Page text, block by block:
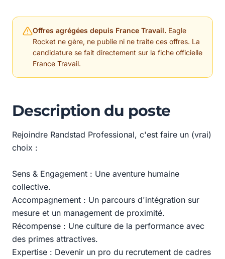
Offres agrégées depuis France Travail. Eagle
Rocket ne gère, ne publie ni ne traite ces offres. La
candidature se fait directement sur la fiche officielle
France Travail.
Description du poste
Rejoindre Randstad Professional, c'est faire un (vrai)
choix :
Sens & Engagement : Une aventure humaine
collective.
Accompagnement : Un parcours d'intégration sur
mesure et un management de proximité.
Récompense : Une culture de la performance avec
des primes attractives.
Expertise : Devenir un pro du recrutement de cadres